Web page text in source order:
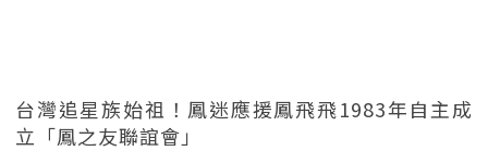
台灣追星族始祖！鳳迷應援鳳飛飛1983年自主成
立「鳳之友聯誼會」